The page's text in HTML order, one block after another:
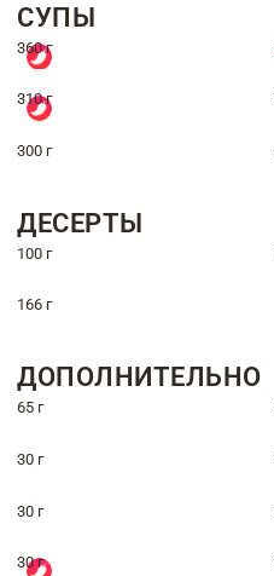
СУПЫ
360 г
310 г
300 г
ДЕСЕРТЫ
100 г
166 г
ДОПОЛНИТЕЛЬНО
65 г
30 г
30 г
30 г